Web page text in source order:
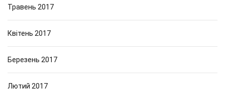
Травень 2017
Квітень 2017
Березень 2017
Лютий 2017